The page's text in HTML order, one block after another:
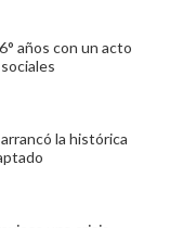
años con un acto
la histórica